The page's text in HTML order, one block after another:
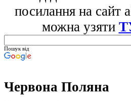
посилання на сайт
можна узяти
Пошук від
Червона Поляна